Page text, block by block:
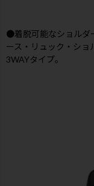
●着脱可能なショルダ
ース・リュック・ショ
3WAYタイプ。